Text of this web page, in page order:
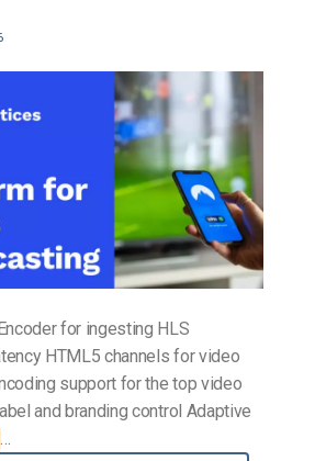
for ingesting HLS
HTML5 channels for video
support for the top video
and branding control Adaptive
…